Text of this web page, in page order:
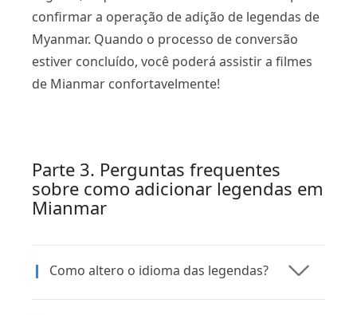
confirmar a operação de adição de legendas de
Myanmar. Quando o processo de conversão
estiver concluído, você poderá assistir a filmes
de Mianmar confortavelmente!
Parte 3. Perguntas frequentes
sobre como adicionar legendas em
Mianmar
Como altero o idioma das legendas?